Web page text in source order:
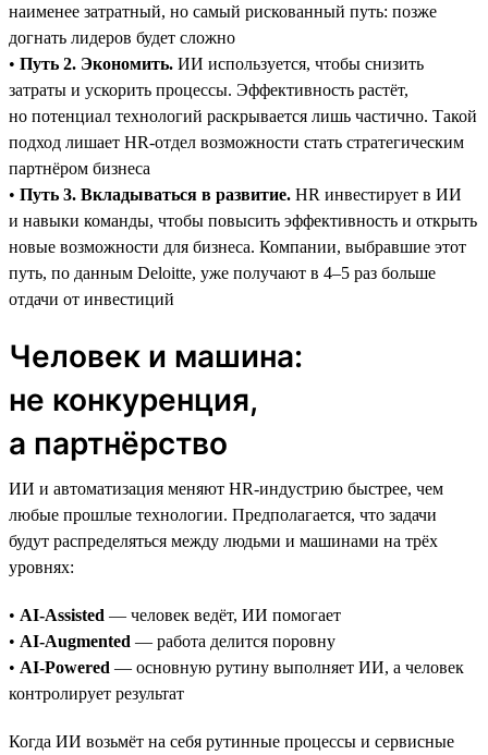
наименее затратный, но самый рискованный путь: позже
догнать лидеров будет сложно
• Путь 2. Экономить. ИИ используется, чтобы снизить
затраты и ускорить процессы. Эффективность растёт,
но потенциал технологий раскрывается лишь частично. Такой
подход лишает HR-отдел возможности стать стратегическим
партнёром бизнеса
• Путь 3. Вкладываться в развитие. HR инвестирует в ИИ
и навыки команды, чтобы повысить эффективность и открыть
новые возможности для бизнеса. Компании, выбравшие этот
путь, по данным Deloitte, уже получают в 4–5 раз больше
отдачи от инвестиций
Человек и машина:
не конкуренция,
а партнёрство
ИИ и автоматизация меняют HR-индустрию быстрее, чем
любые прошлые технологии. Предполагается, что задачи
будут распределяться между людьми и машинами на трёх
уровнях:
• AI-Assisted — человек ведёт, ИИ помогает
• AI-Augmented — работа делится поровну
• AI-Powered — основную рутину выполняет ИИ, а человек
контролирует результат
Когда ИИ возьмёт на себя рутинные процессы и сервисные